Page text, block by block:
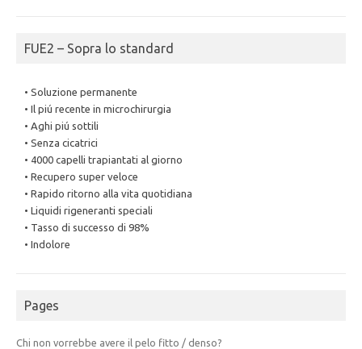
FUE2 – Sopra lo standard
• Soluzione permanente
• Il piú recente in microchirurgia
• Aghi piú sottili
• Senza cicatrici
• 4000 capelli trapiantati al giorno
• Recupero super veloce
• Rapido ritorno alla vita quotidiana
• Liquidi rigeneranti speciali
• Tasso di successo di 98%
• Indolore
Pages
Chi non vorrebbe avere il pelo fitto / denso?